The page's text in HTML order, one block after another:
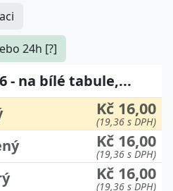
24h [?]
- na bílé tabule,...
Kč 16,00
(19,36 s DPH)
Kč 16,00
(19,36 s DPH)
Kč 16,00
(19,36 s DPH)